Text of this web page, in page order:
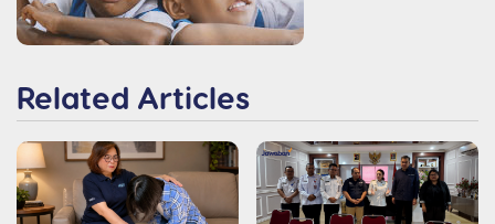
Related Articles